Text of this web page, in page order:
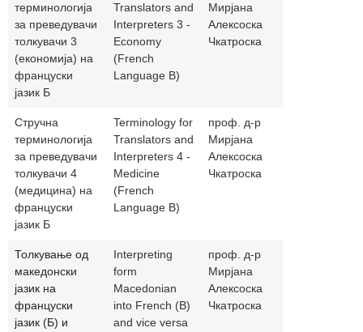
терминологија
за преведувачи
толкувачи 3
(економија) на
француски
јазик Б
Translators and
Interpreters 3 -
Economy
(French
Language B)
Мирјана
Алексоска
Чкатроска
Стручна
терминологија
за преведувачи
толкувачи 4
(медицина) на
француски
јазик Б
Terminology for
Translators and
Interpreters 4 -
Medicine
(French
Language B)
проф. д-р
Мирјана
Алексоска
Чкатроска
Толкување од
македонски
јазик на
француски
јазик (Б) и
Interpreting
form
Macedonian
into French (B)
and vice versa
проф. д-р
Мирјана
Алексоска
Чкатроска